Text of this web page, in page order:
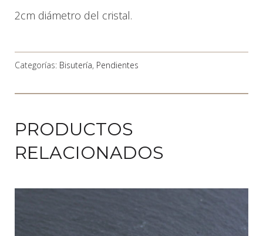
2cm diámetro del cristal.
Categorías: Bisutería, Pendientes
PRODUCTOS
RELACIONADOS